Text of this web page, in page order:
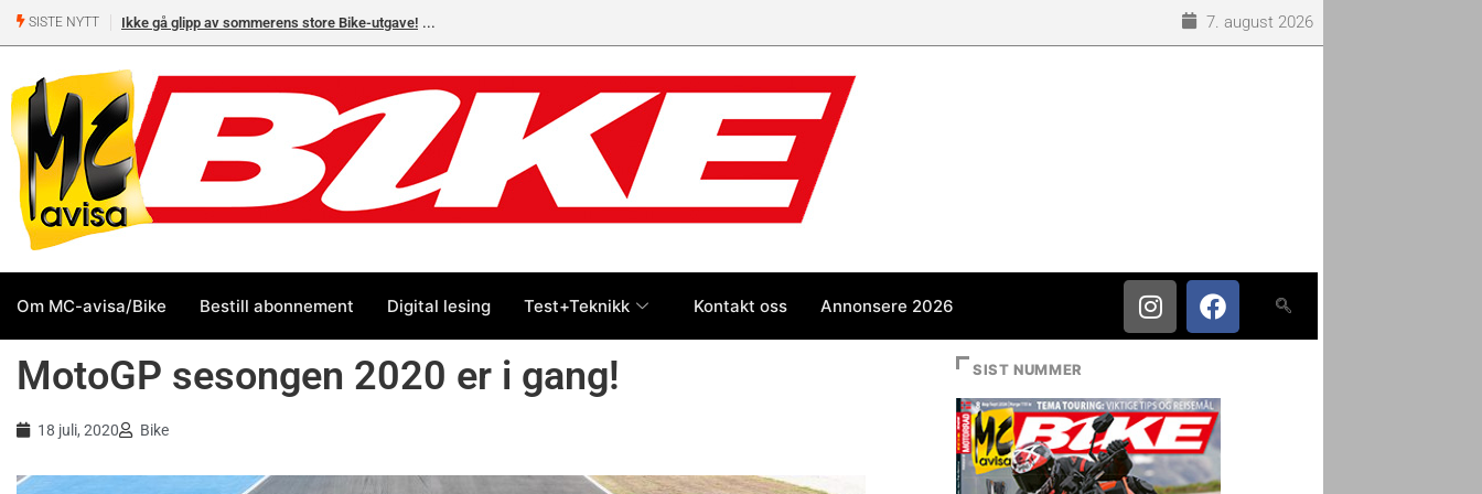
SISTE NYTT Ikke gå glipp av sommerens store Bike-utgave! 7. august 2026
Om MC-avisa/Bike Bestill abonnement Digital lesing Test+Teknikk Kontakt oss Annonsere 2026
MotoGP sesongen 2020 er i gang!
18 juli, 2020 Bike
SIST NUMMER